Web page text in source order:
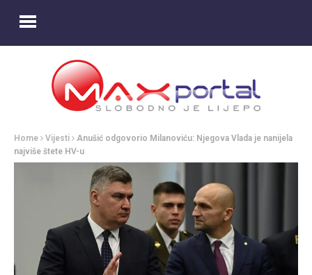
Home Vijesti
Anušić odgovorio Milanoviću: Njegova Vlada je nanijela
najviše štete HV-u